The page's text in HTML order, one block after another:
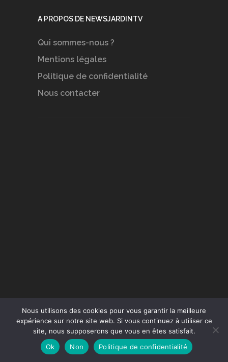
A PROPOS DE NEWSJARDINTV
Qui sommes-nous ?
Mentions légales
Politique de confidentialité
Nous contacter
Conception du site :Agence Jus de Citron
Nous utilisons des cookies pour vous garantir la meilleure
expérience sur notre site web. Si vous continuez à utiliser ce
site, nous supposerons que vous en êtes satisfait.
Ok
Non Politique de confidentialité